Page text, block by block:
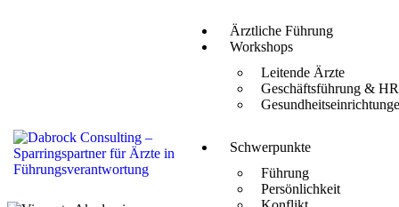
Ärztliche Führung
Workshops
Leitende Ärzte
Geschäftsführung & HR
Schwerpunkte
Führung
Persönlichkeit